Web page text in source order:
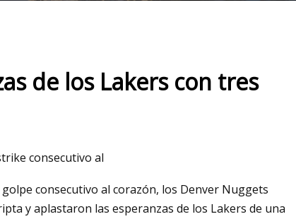
de grumos
de los Lakers con tres
consecutivo al
consecutivo al corazón, los Denver Nuggets
y aplastaron las esperanzas de los Lakers de una